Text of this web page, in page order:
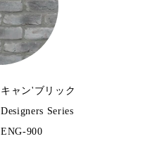
キャン'ブリック
Designers Series
ENG-900